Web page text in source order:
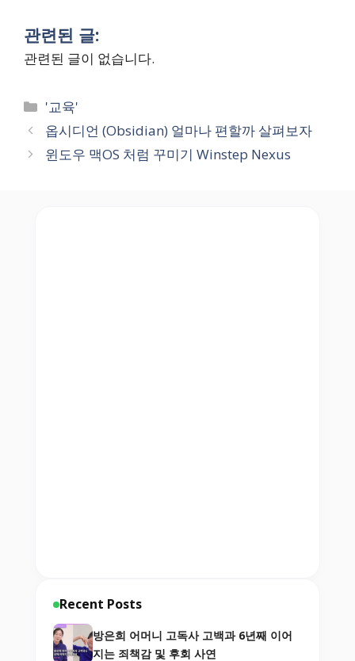
관련된 글:
관련된 글이 없습니다.
Categories
'교육'
옵시디언 (Obsidian) 얼마나 편할까 살펴보자
윈도우 맥OS 처럼 꾸미기 Winstep Nexus
Recent Posts
방은희 어머니 고독사 고백과 6년째 이어
지는 죄책감 및 후회 사연